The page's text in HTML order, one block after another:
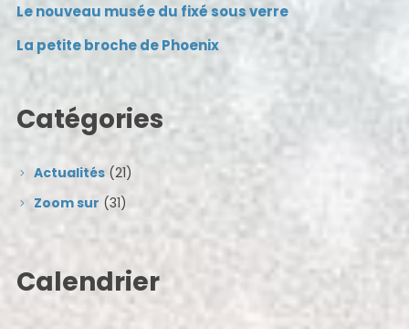
Le nouveau musée du fixé sous verre
La petite broche de Phoenix
Catégories
Actualités(21)
Zoom sur (31)
Calendrier